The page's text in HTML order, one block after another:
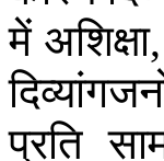
में अशिक्षा,
प्रति